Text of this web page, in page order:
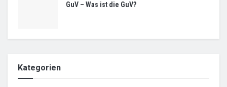
GuV – Was ist die GuV?
Kategorien